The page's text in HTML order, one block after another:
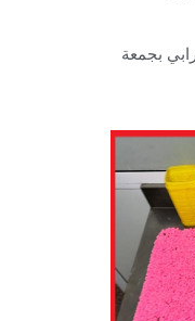
بجمعة